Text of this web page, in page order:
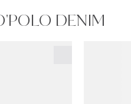
DENIM